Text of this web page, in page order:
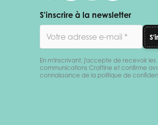
S'inscrire à la newsletter
En m'inscrivant, j'accepte de recevoir les
communications Craftine et confirme
connaissance de la politique de